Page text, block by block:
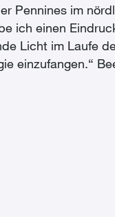
Pennines im
ich einen
Licht im Laufe
einzufangen.“